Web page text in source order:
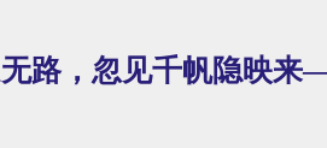
路，忽见千帆隐映